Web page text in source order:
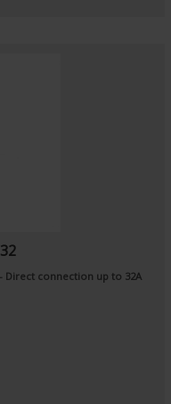
Direct connection up to 32A